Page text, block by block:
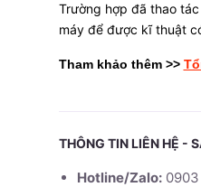
Trường hợp đã thao
máy để được kĩ thuật
Tham khảo thêm >>
THÔNG TIN LIÊN HỆ -
Hotline/Zalo: